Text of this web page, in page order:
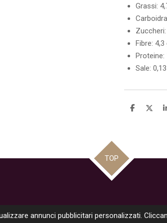
annunci pubblicitari personalizzati.
Grassi:
Zuccheri:
Fibre: 4,3
Proteine:
Sale:
C
d
C
TOP